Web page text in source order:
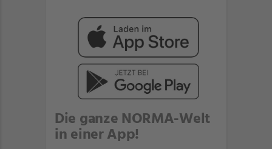
Die ganze NORMA-Welt
in einer App!